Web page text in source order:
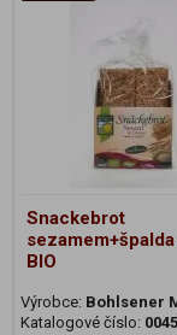
Snackebrot
BIO
Výrobce: Bohlsener
Katalogové číslo: